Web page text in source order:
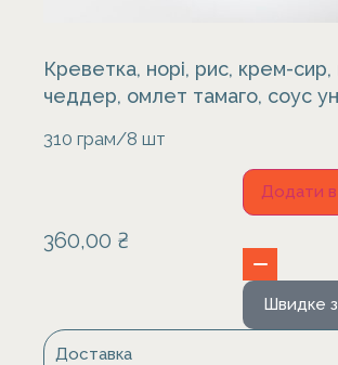
Креветка, норі, рис, крем-сир,
чеддер, омлет тамаго, соус
310 грам/8 шт
360,00 ₴
Додати
Швидке
Доставка